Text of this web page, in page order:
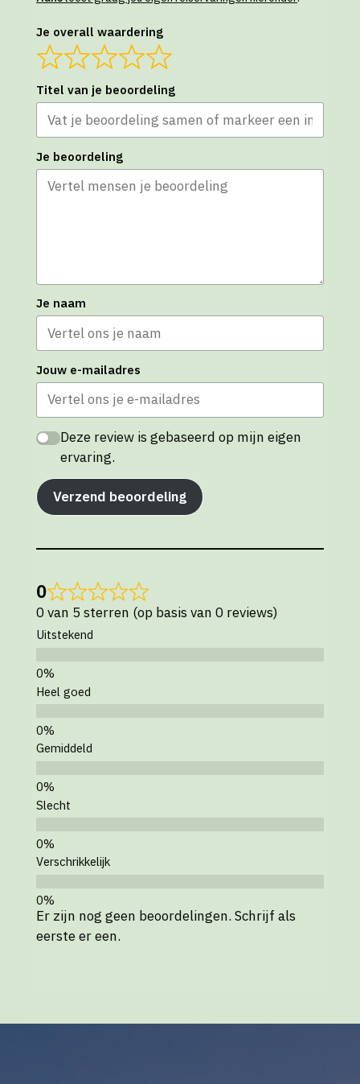
Je overall waardering
Titel van je beoordeling
Je beoordeling
Je naam
Jouw e-mailadres
Deze review is gebaseerd op mijn eigen
ervaring.
Verzend beoordeling
0
0 van 5 sterren (op basis van 0 reviews)
Uitstekend
Heel goed
Gemiddeld
Slecht
Verschrikkelijk
Er zijn nog geen beoordelingen. Schrijf als
eerste er een.